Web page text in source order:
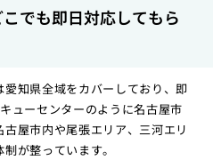
でも即日対応してもら
知県全域をカバーしており、即
ューセンターのように名古屋市
屋市内や尾張エリア、三河エリ
が整っています。